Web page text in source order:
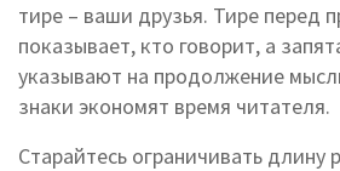
тире – ваши друзья. Тире перед
показывает, кто говорит, а
указывают на продолжение
знаки экономят время читателя.
Старайтесь ограничивать